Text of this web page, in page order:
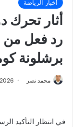
أخبار الرياضة
أثار تحرك
رد فعل من
برشلونة
محمد نصر
في انتظار التأكيد